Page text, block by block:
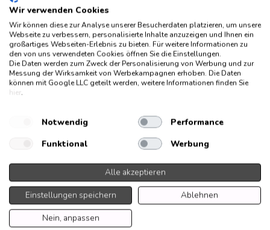
freiblasend, m3/h
Leistungsaufnahme
Lüfter, Watt
170
LED, W
2 x 7,8
LED-
Kelvin
3.500
Gewicht netto, kg
29 | 30
Nachlauf-Funktion für
Umluftbetrieb
Empf. Abstand zum
Wir verwenden Cookies
Wir können diese zur Analyse unserer Besucherdaten platzieren, um unsere
Webseite zu verbessern, personalisierte Inhalte anzuzeigen und Ihnen ein
großartiges Webseiten-Erlebnis zu bieten. Für weitere Informationen zu
den von uns verwendeten Cookies öffnen Sie die Einstellungen.
Die Daten werden zum Zweck der Personalisierung von Werbung und zur
Messung der Wirksamkeit von Werbekampagnen erhoben. Die Daten
können mit Google LLC geteilt werden, weitere Informationen finden Sie
hier.
Notwendig
Performance
Funktional
Werbung
Alle akzeptieren
Einstellungen speichern
Ablehnen
Nein, anpassen